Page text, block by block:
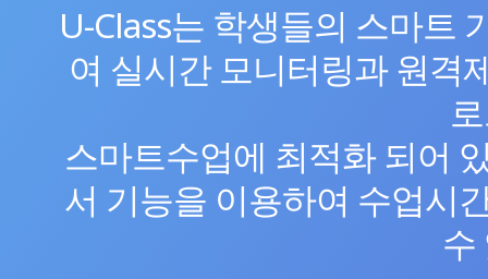
U-Class는 학생들의 스마트
여 실시간 모니터링과 원격
스마트수업에 최적화 되어
서 기능을 이용하여 수업시
수